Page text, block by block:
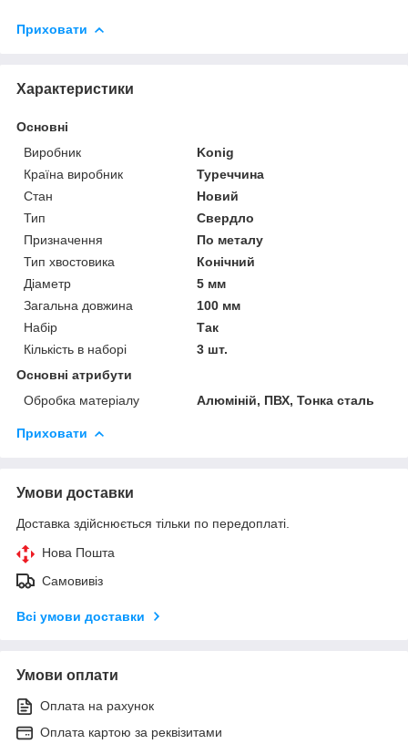
Приховати
Характеристики
Основні
Виробник
Konig
Країна виробник
Туреччина
Стан
Новий
Тип
Свердло
Призначення
По металу
Тип хвостовика
Конічний
Діаметр
5 мм
Загальна довжина
100 мм
Набір
Так
Кількість в наборі
3 шт.
Основні атрибути
Обробка матеріалу
Алюміній, ПВХ, Тонка сталь
Приховати
Умови доставки
Доставка здійснюється тільки по передоплаті.
Нова Пошта
Самовивіз
Всі умови доставки
Умови оплати
Оплата на рахунок
Оплата картою за реквізитами